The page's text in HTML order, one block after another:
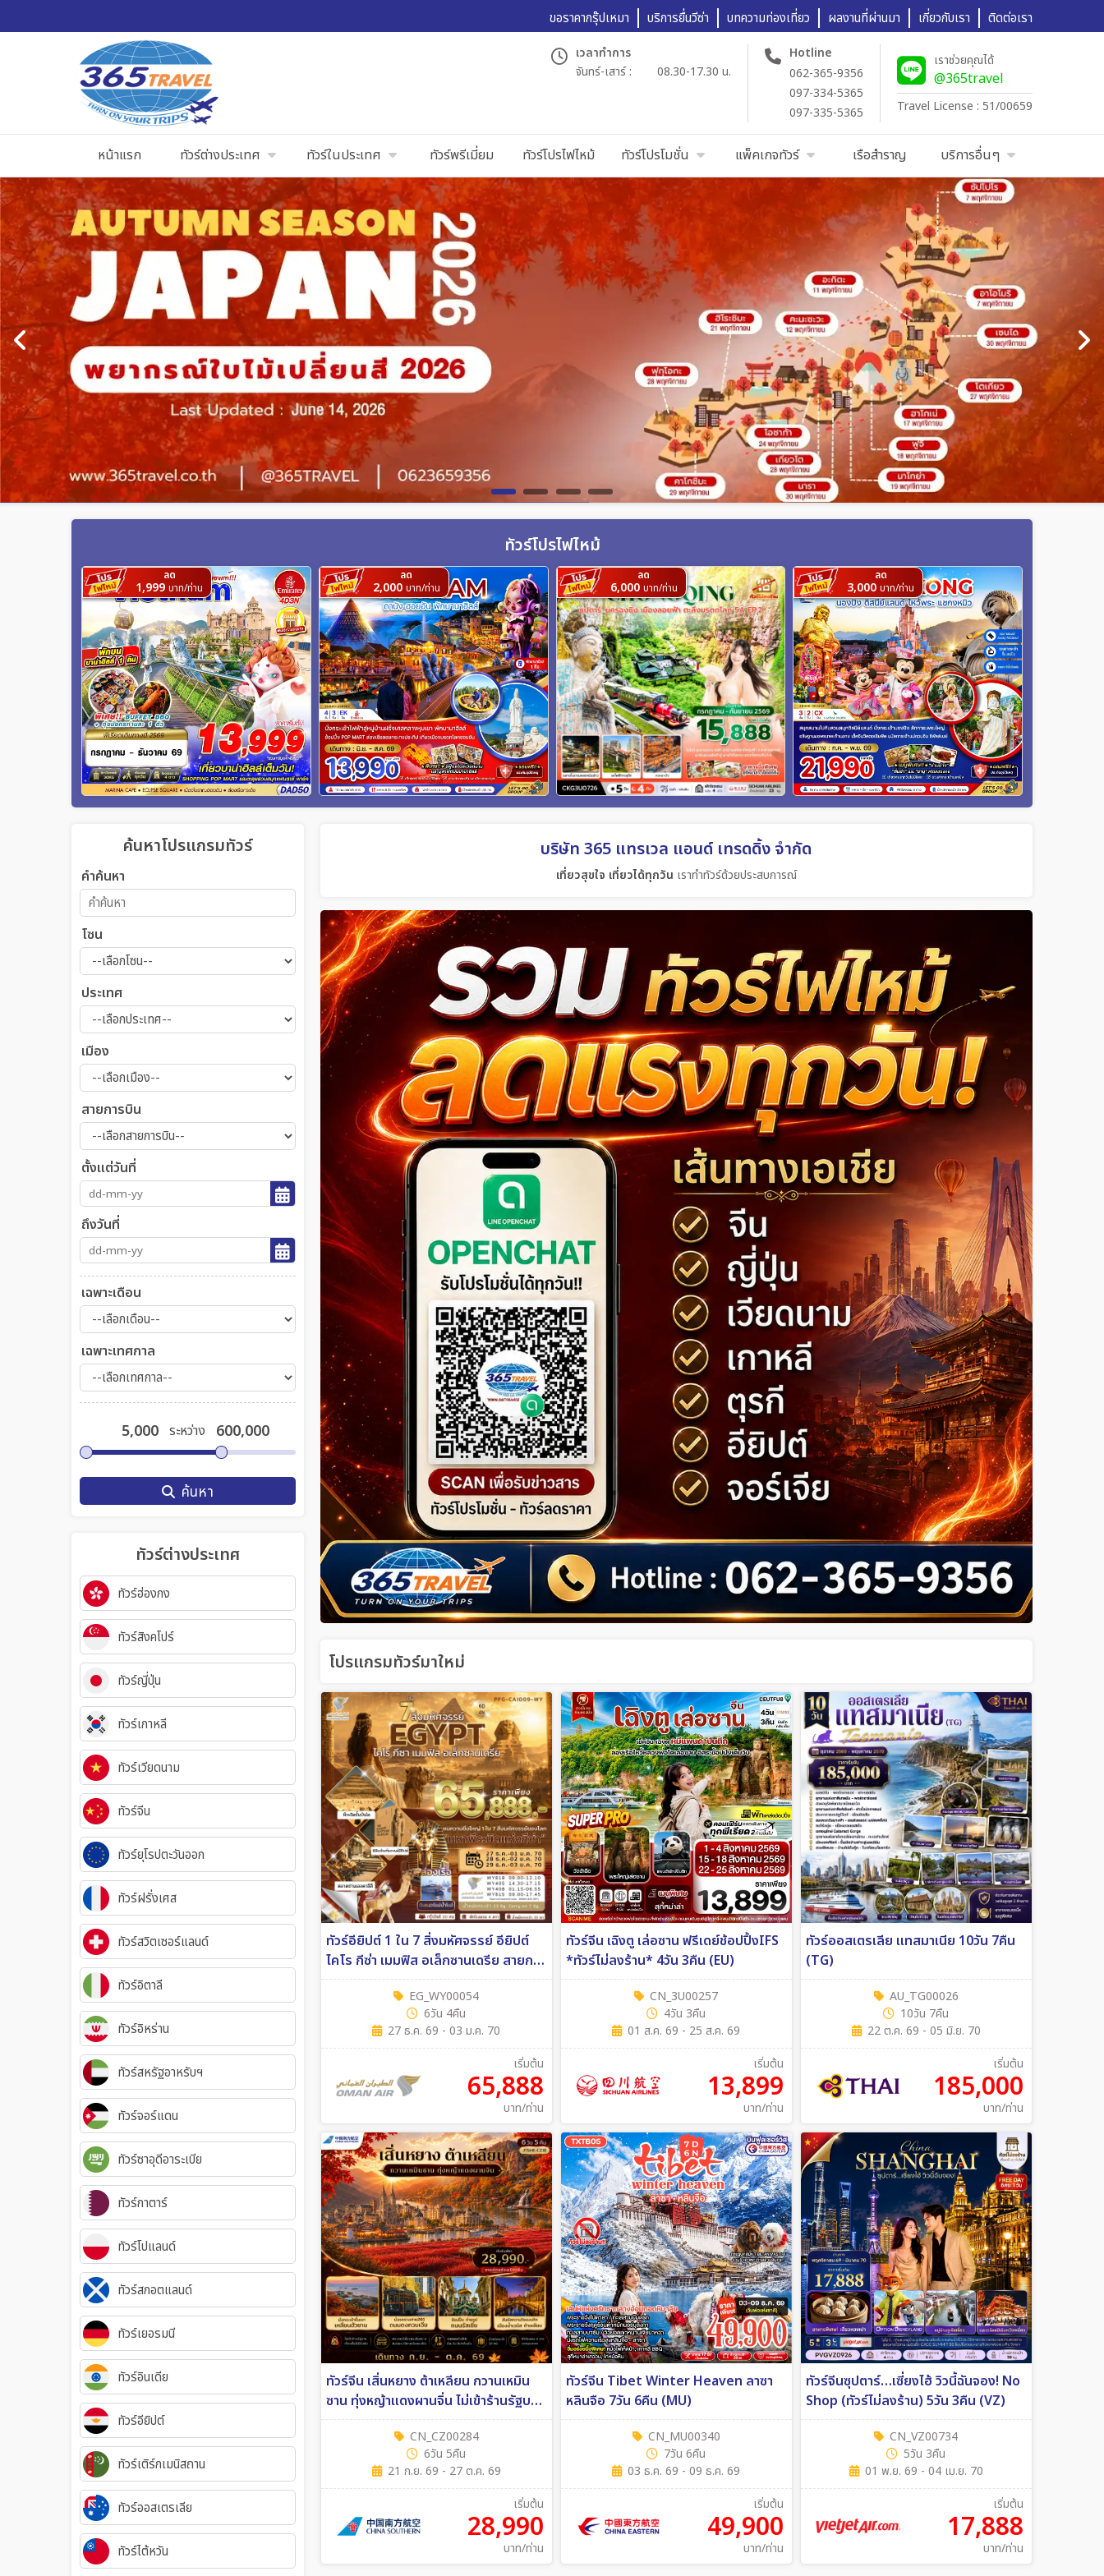
ขอราคากรุ๊ปเหมา บริการยื่นวีซ่า บทความท่องเที่ยว ผลงานที่ผ่านมา เกี่ยวกับเรา ติดต่อเรา
เวลาทำการ
จันทร์-เสาร์ :
08.30-17.30 น.
Hotline
062-365-9356
097-334-5365
097-335-5365
เราช่วยคุณได้
@365travel
Travel License : 51/00659
หน้าแรก ทัวร์ต่างประเทศ ทัวร์ในประเทศ ทัวร์พรีเมี่ยม ทัวร์โปรไฟไหม้ ทัวร์โปรโมชั่น แพ็คเกจทัวร์ เรือสำราญ บริการอื่นๆ
ทัวร์โปรไฟไหม้
ลด
1,999 บาท/ท่าน
ลด
2,000 บาท/ท่าน
ลด
6,000 บาท/ท่าน
ลด
3,000บาท/ท่าน
ค้นหาโปรแกรมทัวร์
คำค้นหา
โซน
ประเทศ
เมือง
สายการบิน
ตั้งแต่วันที่
ถึงวันที่
เฉพาะเดือน
เฉพาะเทศกาล
ระหว่าง
ค้นหา
ทัวร์ต่างประเทศ
ทัวร์ฮ่องกง
ทัวร์สิงคโปร์
ทัวร์ญี่ปุ่น
ทัวร์เกาหลี
ทัวร์เวียดนาม
ทัวร์จีน
ทัวร์ยุโรปตะวันออก
ทัวร์ฝรั่งเศส
ทัวร์สวิตเซอร์แลนด์
ทัวร์อิตาลี
ทัวร์อิหร่าน
ทัวร์สหรัฐอาหรับฯ
ทัวร์จอร์แดน
ทัวร์ซาอุดีอาระเบีย
ทัวร์กาตาร์
ทัวร์โปแลนด์
ทัวร์สกอตแลนด์
ทัวร์เยอรมนี
ทัวร์อินเดีย
ทัวร์อียิปต์
ทัวร์เติร์กเมนิสถาน
ทัวร์ออสเตรเลีย
ทัวร์ไต้หวัน
บริษัท 365 แทรเวล แอนด์ เทรดดิ้ง จำกัด
เที่ยวสุขใจ เที่ยวได้ทุกวัน เราทำทัวร์ด้วยประสบการณ์
โปรแกรมทัวร์มาใหม่
ทัวร์อียิปต์ 1 ใน 7 สิ่งมหัศจรรย์ อียิปต์
ไคโร กีซ่า เมมฟิส อเล็กซานเดรีย สายการ
บิน Oman air 6วัน 4คืน (WY)
EG_WY00054
6วัน 4คืน
27 ธ.ค. 69 - 03 ม.ค. 70
เริ่มต้น
65,888
บาท/ท่าน
ทัวร์จีน เฉิงตู เล่อซาน ฟรีเดย์ช้อปปิ้งIFS
*ทัวร์ไม่ลงร้าน* 4วัน 3คืน (EU)
CN_3U00257
4วัน 3คืน
01 ส.ค. 69 - 25 ส.ค. 69
เริ่มต้น
13,899
บาท/ท่าน
ทัวร์ออสเตรเลีย แทสมาเนีย 10วัน 7คืน
(TG)
AU_TG00026
10วัน 7คืน
22 ต.ค. 69 - 05 มิ.ย. 70
เริ่มต้น
185,000
บาท/ท่าน
ทัวร์จีน เสิ่นหยาง ต้าเหลียน กวานเหมิน
ซาน ทุ่งหญ้าแดงผานจิ่น ไม่เข้าร้านรัฐบาล
6วัน 5คืน (CZ)
CN_CZ00284
6วัน 5คืน
21 ก.ย. 69 - 27 ต.ค. 69
เริ่มต้น
28,990
บาท/ท่าน
ทัวร์จีน Tibet Winter Heaven ลาซา
หลินจือ 7วัน 6คืน (MU)
CN_MU00340
7วัน 6คืน
03 ธ.ค. 69 - 09 ธ.ค. 69
เริ่มต้น
49,900
บาท/ท่าน
ทัวร์จีนซุปตาร์…เซี่ยงไฮ้ วิวนี้ฉันจอง! No
Shop (ทัวร์ไม่ลงร้าน) 5วัน 3คืน (VZ)
CN_VZ00734
5วัน 3คืน
01 พ.ย. 69 - 04 เม.ย. 70
เริ่มต้น
17,888
บาท/ท่าน